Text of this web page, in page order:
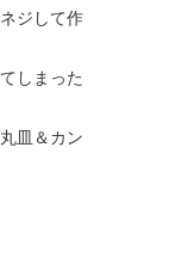
ジして作
しまった
皿＆カン